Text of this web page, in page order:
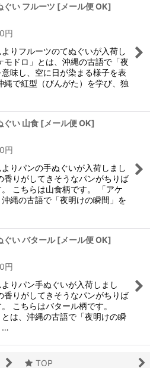
ぐい フルーツ [メール便 OK]
円
りフルーツのてぬぐいが入荷し
モドロ」とは、沖縄の古語で「夜
味し、空に日が染まる様子を表
縄で紅型（びんがた）を学び、独
ぐい 山食 [メール便 OK]
円
りパンの手ぬぐいが入荷しまし
香りがしてきそうなパンがちりば
こちらは山食柄です。 「アケ
縄の古語で「夜明けの瞬間」を
ぐい バタール [メール便 OK]
円
りパン手ぬぐいが入荷しまし
香りがしてきそうなパンがちりば
こちらはバタール柄です。
とは、沖縄の古語で「夜明けの瞬
…
TOP